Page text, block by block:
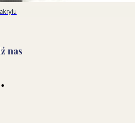
nas